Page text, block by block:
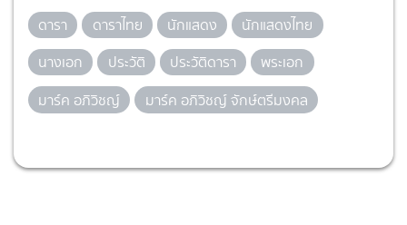
ดารา ดาราไทย นักแสดง
นักแสดงไทย
นางเอก
ประวัติ ประวัติดารา
พระเอก
มาร์ค อภิวิชญ์
มาร์ค อภิวิชญ์ จักษ์ตรีมงคล